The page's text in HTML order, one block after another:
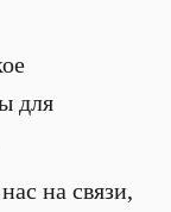
для
на связи,